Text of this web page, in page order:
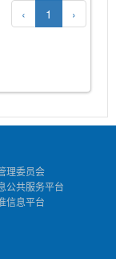
‹ 1 ›
理委员会
公共服务平台
信息平台